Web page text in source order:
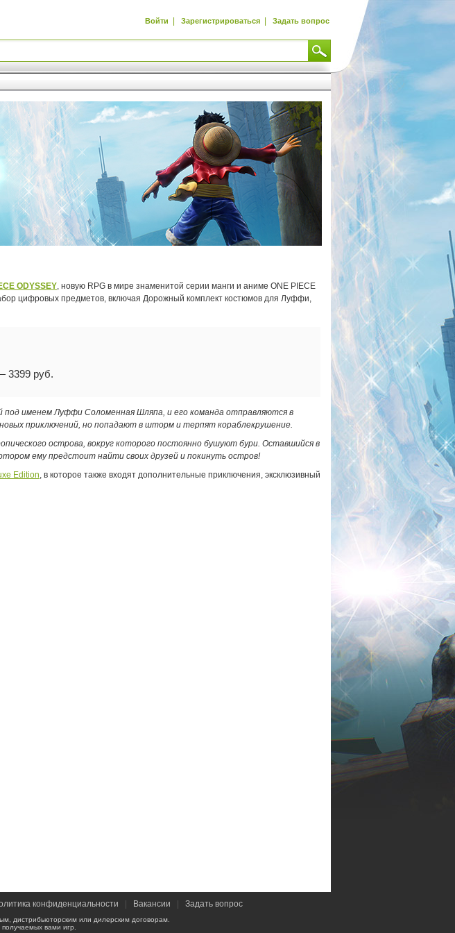
Войти | Зарегистрироваться | Задать вопрос
ODYSSEY, новую RPG в мире знаменитой серии манги и аниме ONE PIECE
цифровых предметов, включая Дорожный комплект костюмов для Луффи,
3399 руб.
именем Луффи Соломенная Шляпа, и его команда отправляются в
приключений, но попадают в шторм и терпят кораблекрушение.
острова, вокруг которого постоянно бушуют бури. Оставшийся в
ему предстоит найти своих друзей и покинуть остров!
Edition, в которое также входят дополнительные приключения, эксклюзивный
конфиденциальности Вакансии Задать вопрос
дистрибьюторским или дилерским договорам.
вами игр.